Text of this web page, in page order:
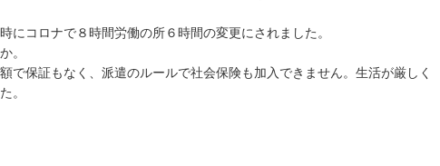
にコロナで８時間労働の所６時間の変更にされました。
。
で保証もなく、派遣のルールで社会保険も加入できません。生活が厳しく
。